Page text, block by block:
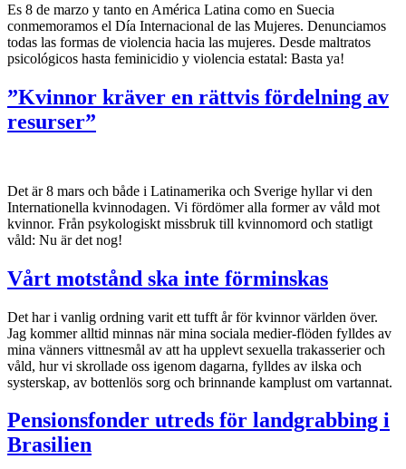
Es 8 de marzo y tanto en América Latina como en Suecia
conmemoramos el Día Internacional de las Mujeres. Denunciamos
todas las formas de violencia hacia las mujeres. Desde maltratos
psicológicos hasta feminicidio y violencia estatal: Basta ya!
”Kvinnor kräver en rättvis fördelning av
resurser”
Det är 8 mars och både i Latinamerika och Sverige hyllar vi den
Internationella kvinnodagen. Vi fördömer alla former av våld mot
kvinnor. Från psykologiskt missbruk till kvinnomord och statligt
våld: Nu är det nog!
Vårt motstånd ska inte förminskas
Det har i vanlig ordning varit ett tufft år för kvinnor världen över.
Jag kommer alltid minnas när mina sociala medier-flöden fylldes av
mina vänners vittnesmål av att ha upplevt sexuella trakasserier och
våld, hur vi skrollade oss igenom dagarna, fylldes av ilska och
systerskap, av bottenlös sorg och brinnande kamplust om vartannat.
Pensionsfonder utreds för landgrabbing i
Brasilien